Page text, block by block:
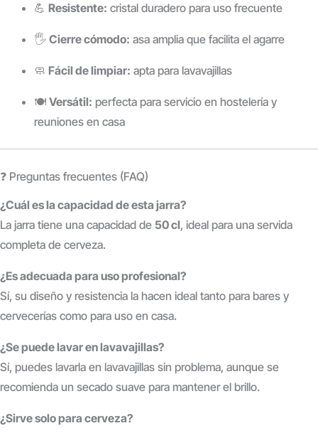
💪 Resistente: cristal duradero para uso frecuente
🖐️ Cierre cómodo: asa amplia que facilita el agarre
🧼 Fácil de limpiar: apta para lavavajillas
🍽️ Versátil: perfecta para servicio en hostelería y
reuniones en casa
❓ Preguntas frecuentes (FAQ)
¿Cuál es la capacidad de esta jarra?
La jarra tiene una capacidad de 50 cl, ideal para una servida
completa de cerveza.
¿Es adecuada para uso profesional?
Sí, su diseño y resistencia la hacen ideal tanto para bares y
cervecerías como para uso en casa.
¿Se puede lavar en lavavajillas?
Sí, puedes lavarla en lavavajillas sin problema, aunque se
recomienda un secado suave para mantener el brillo.
¿Sirve solo para cerveza?